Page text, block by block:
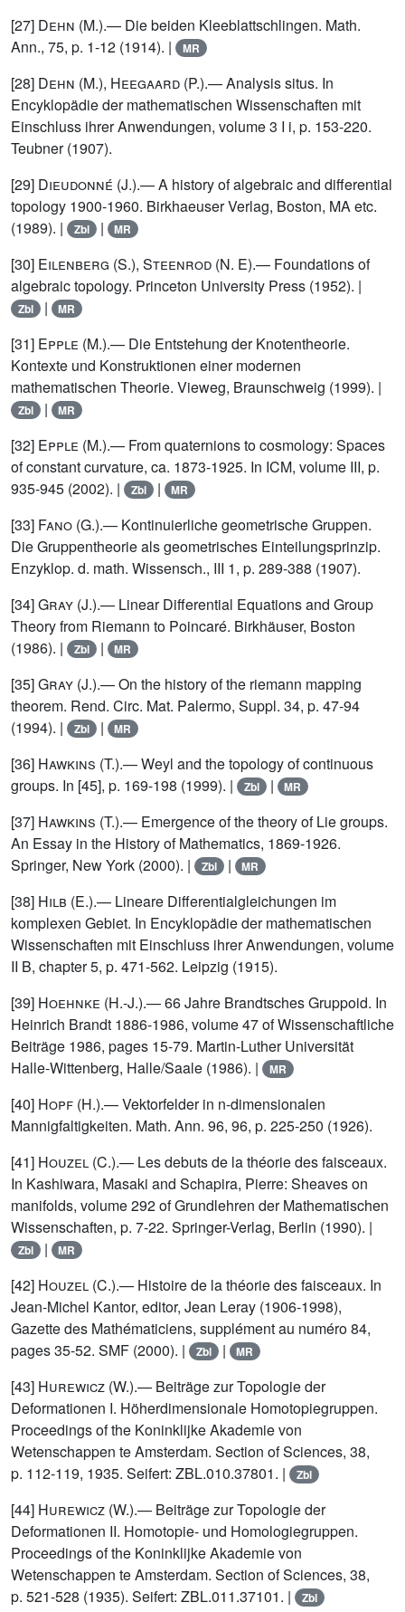
[27] Dehn (M.).— Die beiden Kleeblattschlingen. Math.
Ann., 75, p. 1-12 (1914). |
MR
[28] Dehn (M.), Heegaard (P.).— Analysis situs. In
Encyklopädie der mathematischen Wissenschaften mit
Einschluss ihrer Anwendungen, volume 3 I i, p. 153-220.
Teubner (1907).
[29] Dieudonné (J.).— A history of algebraic and differential
topology 1900-1960. Birkhaeuser Verlag, Boston, MA etc.
(1989). |
Zbl | MR
[30] Eilenberg (S.), Steenrod (N. E).— Foundations of
algebraic topology. Princeton University Press (1952). |
Zbl | MR
[31] Epple (M.).— Die Entstehung der Knotentheorie.
Kontexte und Konstruktionen einer modernen
mathematischen Theorie. Vieweg, Braunschweig (1999). |
Zbl | MR
[32] Epple (M.).— From quaternions to cosmology: Spaces
of constant curvature, ca. 1873-1925. In ICM, volume III, p.
935-945 (2002). |
Zbl | MR
[33] Fano (G.).— Kontinuierliche geometrische Gruppen.
Die Gruppentheorie als geometrisches Einteilungsprinzip.
Enzyklop. d. math. Wissensch., III 1, p. 289-388 (1907).
[34]Gray (J.).— Linear Differential Equations and Group
Theory from Riemann to Poincaré. Birkhäuser, Boston
(1986). |
Zbl | MR
[35]Gray (J.).— On the history of the riemann mapping
theorem. Rend. Circ. Mat. Palermo, Suppl. 34, p. 47-94
(1994). |
Zbl | MR
[36] Hawkins (T.).— Weyl and the topology of continuous
groups. In [45], p. 169-198 (1999). |
Zbl | MR
[37] Hawkins (T.).— Emergence of the theory of Lie groups.
An Essay in the History of Mathematics, 1869-1926.
Springer, New York (2000). |
Zbl | MR
[38] Hilb (E.).— Lineare Differentialgleichungen im
komplexen Gebiet. In Encyklopädie der mathematischen
Wissenschaften mit Einschluss ihrer Anwendungen, volume
II B, chapter 5, p. 471-562. Leipzig (1915).
[39] Hoehnke (H.-J.).— 66 Jahre Brandtsches Gruppoid. In
Heinrich Brandt 1886-1986, volume 47 of Wissenschaftliche
Beiträge 1986, pages 15-79. Martin-Luther Universität
Halle-Wittenberg, Halle/Saale (1986). |
MR
[40] Hopf (H.).— Vektorfelder in n-dimensionalen
Mannigfaltigkeiten. Math. Ann. 96, 96, p. 225-250 (1926).
[41] Houzel (C.).— Les debuts de la théorie des faisceaux.
In Kashiwara, Masaki and Schapira, Pierre: Sheaves on
manifolds, volume 292 of Grundlehren der Mathematischen
Wissenschaften, p. 7-22. Springer-Verlag, Berlin (1990). |
Zbl | MR
[42] Houzel (C.).— Histoire de la théorie des faisceaux. In
Jean-Michel Kantor, editor, Jean Leray (1906-1998),
Gazette des Mathématiciens, supplément au numéro 84,
pages 35-52. SMF (2000). |
Zbl | MR
[43] Hurewicz (W.).— Beiträge zur Topologie der
Deformationen I. Höherdimensionale Homotopiegruppen.
Proceedings of the Koninklijke Akademie von
Wetenschappen te Amsterdam. Section of Sciences, 38,
p. 112-119, 1935. Seifert: ZBL.010.37801. |
Zbl
[44] Hurewicz (W.).— Beiträge zur Topologie der
Deformationen II. Homotopie- und Homologiegruppen.
Proceedings of the Koninklijke Akademie von
Wetenschappen te Amsterdam. Section of Sciences, 38,
p. 521-528 (1935). Seifert: ZBL.011.37101. |
Zbl